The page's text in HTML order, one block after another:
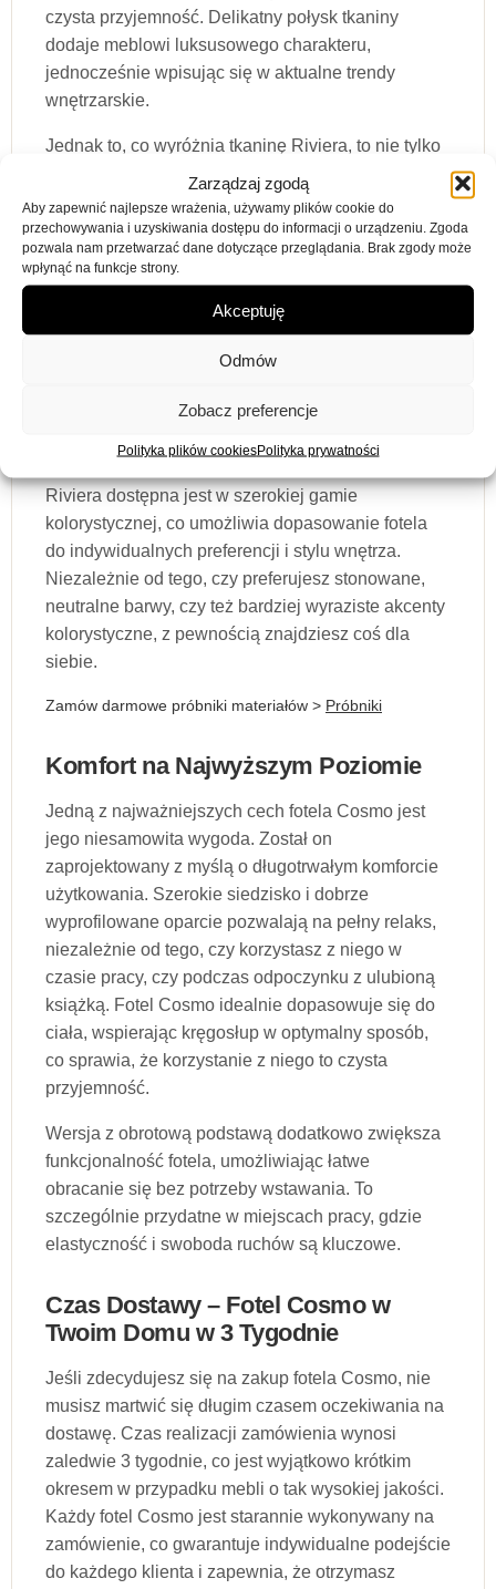
Zarządzaj zgodą
Aby zapewnić najlepsze wrażenia, używamy plików cookie do
przechowywania i uzyskiwania dostępu do informacji o urządzeniu. Zgoda
pozwala nam przetwarzać dane dotyczące przeglądania. Brak zgody może
wpłynąć na funkcje strony.
Akceptuję
Odmów
Zobacz preferencje
Polityka plików cookiesPolityka prywatności
czysta przyjemność. Delikatny połysk tkaniny
dodaje meblowi luksusowego charakteru,
jednocześnie wpisując się w aktualne trendy
wnętrzarskie.
Jednak to, co wyróżnia tkaninę Riviera, to nie tylko
jej wygląd, ale również wytrzymałość. Jest ona
wyjątkowo odporna na ścieranie i uszkodzenia
mechaniczne, co czyni ją idealnym wyborem
zarówno do domowych salonów, jak i do miejsc,
gdzie fotel będzie intensywnie użytkowany, takich
jak restauracje, hotele czy biura. Materiał jest
również łatwy do utrzymania w czystości, co
znacznie ułatwia pielęgnację mebla. Dzięki temu
przez długie lata, ale także zachowa swoją
funkcjonalność i estetykę.
Riviera dostępna jest w szerokiej gamie
kolorystycznej, co umożliwia dopasowanie fotela
do indywidualnych preferencji i stylu wnętrza.
Niezależnie od tego, czy preferujesz stonowane,
neutralne barwy, czy też bardziej wyraziste akcenty
kolorystyczne, z pewnością znajdziesz coś dla
siebie.
Zamów darmowe próbniki materiałów > Próbniki
Komfort na Najwyższym Poziomie
Jedną z najważniejszych cech fotela Cosmo jest
jego niesamowita wygoda. Został on
zaprojektowany z myślą o długotrwałym komforcie
użytkowania. Szerokie siedzisko i dobrze
wyprofilowane oparcie pozwalają na pełny relaks,
niezależnie od tego, czy korzystasz z niego w
czasie pracy, czy podczas odpoczynku z ulubioną
książką. Fotel Cosmo idealnie dopasowuje się do
ciała, wspierając kręgosłup w optymalny sposób,
co sprawia, że korzystanie z niego to czysta
przyjemność.
Wersja z obrotową podstawą dodatkowo zwiększa
funkcjonalność fotela, umożliwiając łatwe
obracanie się bez potrzeby wstawania. To
szczególnie przydatne w miejscach pracy, gdzie
elastyczność i swoboda ruchów są kluczowe.
Czas Dostawy – Fotel Cosmo w
Twoim Domu w 3 Tygodnie
Jeśli zdecydujesz się na zakup fotela Cosmo, nie
musisz martwić się długim czasem oczekiwania na
dostawę. Czas realizacji zamówienia wynosi
zaledwie 3 tygodnie, co jest wyjątkowo krótkim
okresem w przypadku mebli o tak wysokiej jakości.
Każdy fotel Cosmo jest starannie wykonywany na
zamówienie, co gwarantuje indywidualne podejście
do każdego klienta i zapewnia, że otrzymasz